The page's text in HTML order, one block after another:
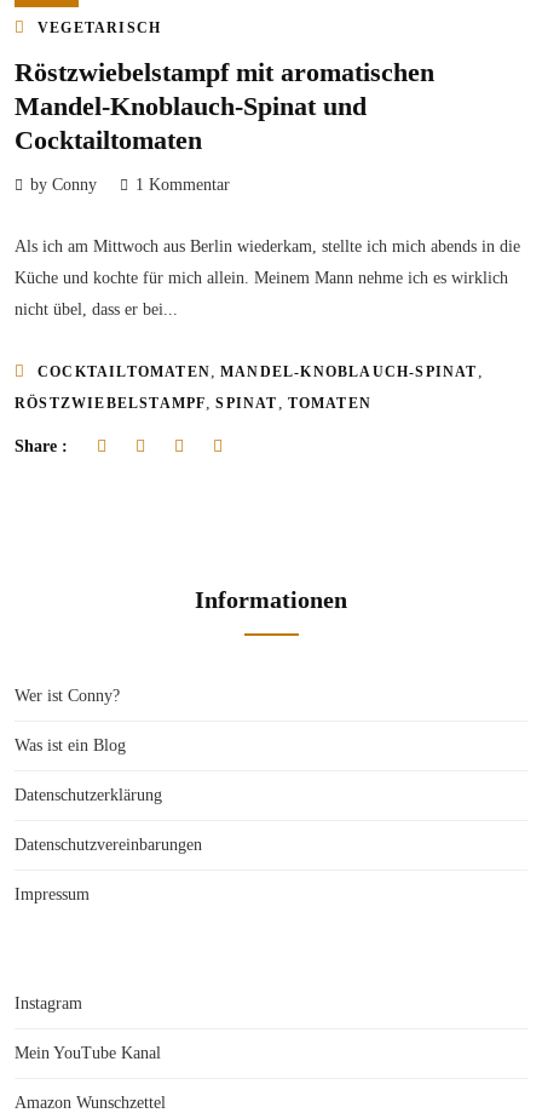
VEGETARISCH
Röstzwiebelstampf mit aromatischen
Mandel-Knoblauch-Spinat und
Cocktailtomaten
by Conny 1 Kommentar
Als ich am Mittwoch aus Berlin wiederkam, stellte ich mich abends in die
Küche und kochte für mich allein. Meinem Mann nehme ich es wirklich
nicht übel, dass er bei...
COCKTAILTOMATEN MANDEL-KNOBLAUCH-SPINAT
RÖSTZWIEBELSTAMPF ,SPINAT TOMATEN
Share :
Informationen
Wer ist Conny?
Was ist ein Blog
Datenschutzerklärung
Datenschutzvereinbarungen
Impressum
Instagram
Mein YouTube Kanal
Amazon Wunschzettel